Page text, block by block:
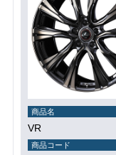
商品名
VR
商品コード